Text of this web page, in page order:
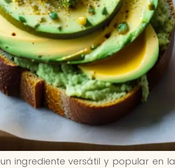
ingrediente versátil y popular en la